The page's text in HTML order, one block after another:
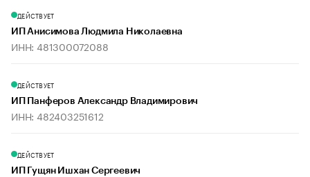
ДЕЙСТВУЕТ
ИП Анисимова Людмила Николаевна
ИНН: 481300072088
ДЕЙСТВУЕТ
ИП Панферов Александр Владимирович
ИНН: 482403251612
ДЕЙСТВУЕТ
ИП Гущян Ишхан Сергеевич